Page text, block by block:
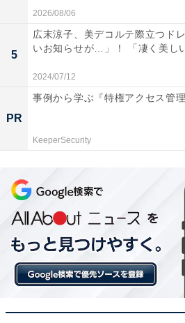
2026/08/06
5
広末涼子、美デコルテ際立つド
いお知らせが…」！ 「凄く美し
2024/07/12
PR
事例から学ぶ『特権アクセス管理
KeeperSecurity